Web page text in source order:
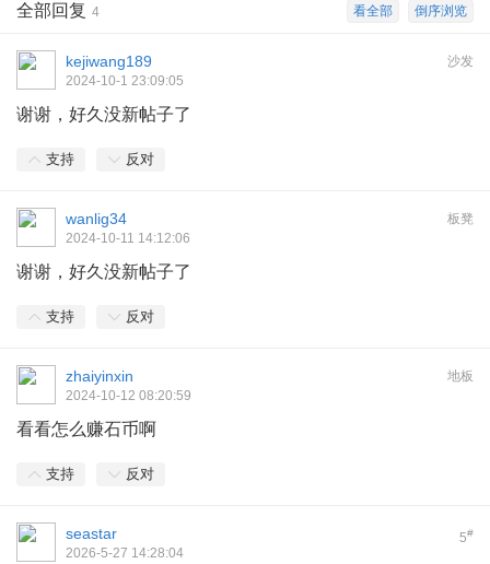
倒序浏览
看全部
全部回复 4
沙发
kejiwang189
2024-10-1 23:09:05
谢谢，好久没新帖子了
支持 反对
板凳
wanlig34
2024-10-11 14:12:06
谢谢，好久没新帖子了
支持 反对
地板
zhaiyinxin
2024-10-12 08:20:59
看看怎么赚石币啊
支持 反对
5#
seastar
2026-5-27 14:28:04